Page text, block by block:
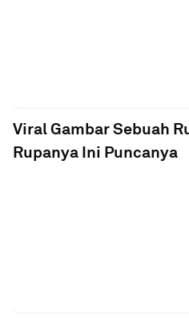
Viral Gambar Sebuah
Rupanya Ini Puncanya